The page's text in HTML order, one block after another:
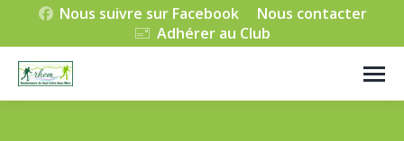
Nous suivre sur Facebook
Nous contacter
Adhérer au Club